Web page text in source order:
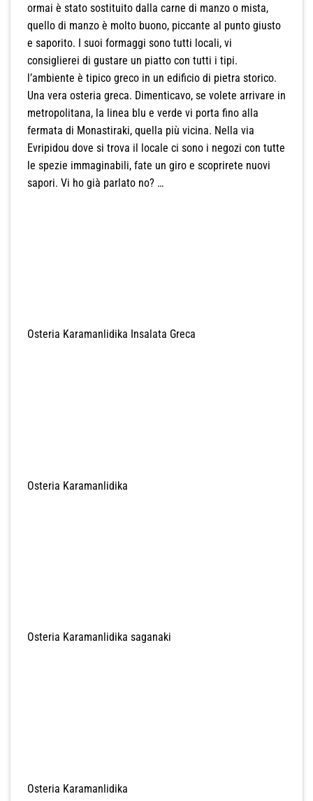
ormai è stato sostituito dalla carne di manzo o mista,
quello di manzo è molto buono, piccante al punto giusto
e saporito. I suoi formaggi sono tutti locali, vi
consiglierei di gustare un piatto con tutti i tipi.
l’ambiente è tipico greco in un edificio di pietra storico.
Una vera osteria greca. Dimenticavo, se volete arrivare in
metropolitana, la linea blu e verde vi porta fino alla
fermata di Monastiraki, quella più vicina. Nella via
Evripidou dove si trova il locale ci sono i negozi con tutte
le spezie immaginabili, fate un giro e scoprirete nuovi
sapori. Vi ho già parlato no? …
Osteria Karamanlidika Insalata Greca
Osteria Karamanlidika
Osteria Karamanlidika saganaki
Osteria Karamanlidika